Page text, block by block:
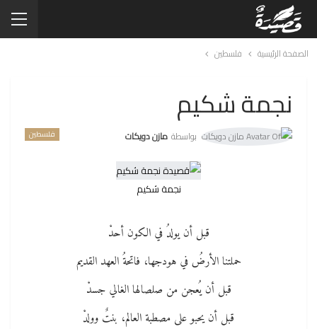
الصفحة الرئيسية فلسطين
نجمة شكيم
فلسطين بواسطة مازن دويكات
نجمة شكيم
قبل أن يولدُ في الكون أحدْ
حملتنا الأرضُ في هودجها، فاتحةُ العهد القديم
قبل أن يُعجن من صلصالها الغالي جسدْ
قبل أن يحبو على مصطبة العالم، بنتٌ وولدْ